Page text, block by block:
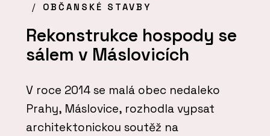
OBČANSKÉ STAVBY
Rekonstrukce hospody se
sálem v Máslovicích
V roce 2014 se malá obec nedaleko
Prahy, Máslovice, rozhodla vypsat
architektonickou soutěž na